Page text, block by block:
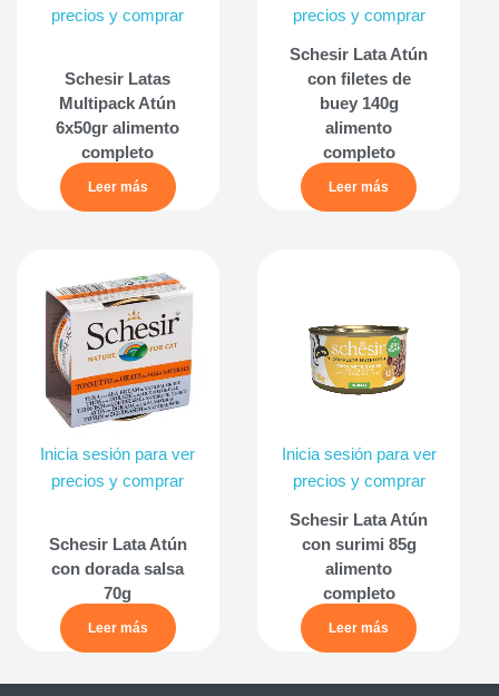
precios y comprar
Schesir Latas
Multipack Atún
6x50gr alimento
completo
Leer más
precios y comprar
Schesir Lata Atún
con filetes de
buey 140g
alimento
completo
Leer más
Inicia sesión para ver
precios y comprar
Schesir Lata Atún
con dorada salsa
70g
Leer más
Inicia sesión para ver
precios y comprar
Schesir Lata Atún
con surimi 85g
alimento
completo
Leer más